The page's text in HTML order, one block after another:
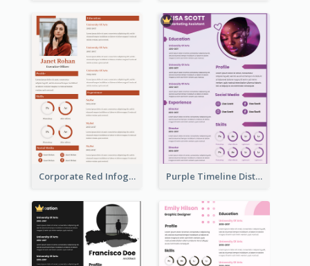
Corporate Red Infographic Resume Purple Timeline Distinguished Resume